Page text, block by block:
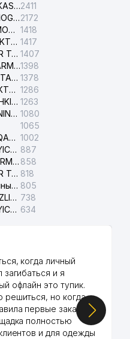
O'ZBEKISTON RESPUBLIKASI BOSH PROKURATURASI ISHONCH TELEFONI2411
OLMAZOR ELEKTR TARMOG'I NOSOZLIKLARI XIZMATI2172
UCH-TEPA ELEKTR TARMOG'I NOSOZLIKLARI XIZMATI 1418
TOSHKENT SHAHAR ELEKTR TARMOQLARI KORXONASI AJ 1417
SHAYXONTOHUR ELEKTR TARMOG'I NOSOZLIKLARINI TUZATISH XIZMATI 1407
SAMARQAND ELEKTR TARMOQLARI AJ1398
SURXONDARYO ELEKTR TARMOQLARI AJ 1378
TOSHKENT TUMANI ELEKTR TARMOG'I AVARIYA XIZMATI 1286
TOSHKENT SHAHRI TASHKILOT TELEFONLARI HAQIDA MA'LUMOT BYUROSI 1263
DAVLAT TEST MARKAZINING ISHONCH TELEFONLARI 1080
1065
TOSHKENT SHAHAR FUQAROLIK ISHLARI BO'YICHA SUDI 1002
FUQAROLIK ISHLARI BO'YICHA YAKKASAROY TUMANLARARO SUDI 887
YUNUSOBOD ELEKTR TARMOG'I NOSOZLIKLARI XIZMATI 858
NAVOIY HUDUDIY ELEKTR TARMOQLARI KORXONASI AJ 818
Ташкентский следственный изолятор 805
ELEKTRTARMOG'I NOSOZLIKLARINI TO'ZATISH SERGELI XIZMATI 738
FUQAROLIK ISHLARI BO'YICHA UCH-TEPA TUMANI SUDI 634
когда личный
и я
офлайн это тупик.
но когда
первые заказы,
полностью
и для одежды